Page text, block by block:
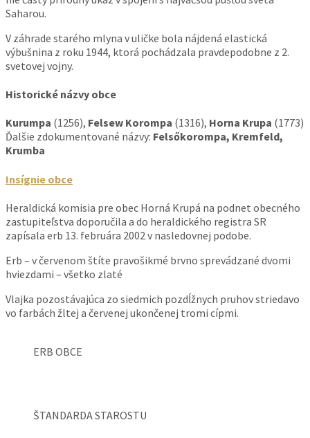
Saharou.
V záhrade starého mlyna v uličke bola nájdená elastická
výbušnina z roku 1944, ktorá pochádzala pravdepodobne z 2.
svetovej vojny.
Historické názvy obce
Kurumpa (1256), Felsew Korompa (1316), Horna Krupa (1773)
Ďalšie zdokumentované názvy: Felsőkorompa, Kremfeld,
Krumba
Insígnie obce
Heraldická komisia pre obec Horná Krupá na podnet obecného
zastupiteľstva doporučila a do heraldického registra SR
zapísala erb 13. februára 2002 v nasledovnej podobe.
Erb – v červenom štíte pravošikmé brvno sprevádzané dvomi
hviezdami – všetko zlaté
Vlajka pozostávajúca zo siedmich pozdĺžnych pruhov striedavo
vo farbách žltej a červenej ukončenej tromi cípmi.
ERB OBCE
ŠTANDARDA STAROSTU